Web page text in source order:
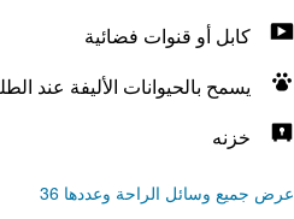
كابل أو قنوات فضائية
يسمح بالحيوانات الأليفة عند
خزنه
عرض جميع وسائل الراحة وعددها 36